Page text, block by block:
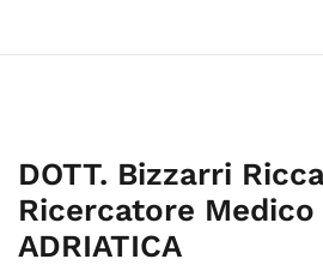
DOTT. Bizzarri
Ricercatore Medico
ADRIATICA